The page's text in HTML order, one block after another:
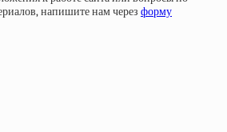
напишите нам через форму